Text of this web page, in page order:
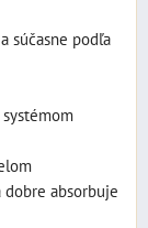
súčasne podľa
absorbuje